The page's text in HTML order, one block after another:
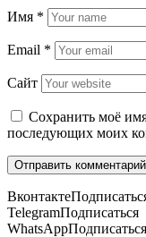
Имя *
Email *
Сайт
Сохранить моё
последующих моих
Вконтакте
TelegramПодписаться
WhatsAppПодписаться